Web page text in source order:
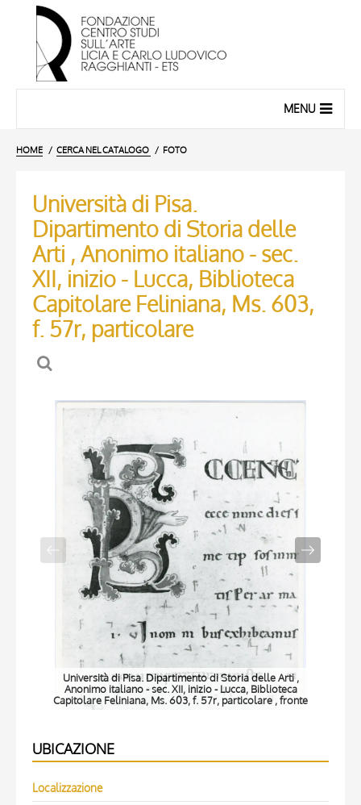
MENU
HOME CERCA NEL CATALOGO FOTO
Università di Pisa.
Dipartimento di Storia delle
Arti , Anonimo italiano - sec.
XII, inizio - Lucca, Biblioteca
Capitolare Feliniana, Ms. 603,
f. 57r, particolare
Università di Pisa. Dipartimento di Storia delle Arti ,
Anonimo italiano - sec. XII, inizio - Lucca, Biblioteca
Capitolare Feliniana, Ms. 603, f. 57r, particolare , fronte
UBICAZIONE
Localizzazione